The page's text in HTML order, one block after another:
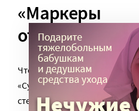
«Маркеры
Что именно выясняется на
«Существуют
степень ответственности,